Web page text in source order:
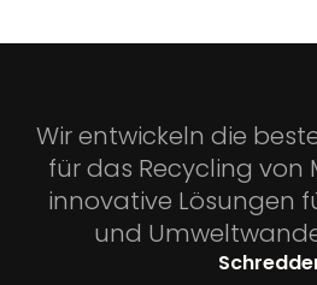
Wir entwickeln die
für das Recycling von
innovative Lösungen
und